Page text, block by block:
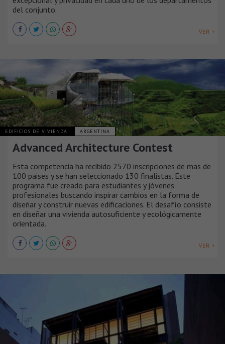
del conjunto.
VER +
EDIFICIOS DE VIVIENDA ARGENTINA
Advanced Architecture Contest
Esta competencia ha recibido 2570 inscripciones de mas de
100 paises y se han seleccionado 130 finalistas. Este
programa fue creado para estudiantes y jóvenes
profesionales buscando inspirar cambios en la forma de
diseñar y construir nuevas edificaciones. El desafío consiste
en diseñar una vivienda autosuficiente y ecológicamente
orientada.
VER +